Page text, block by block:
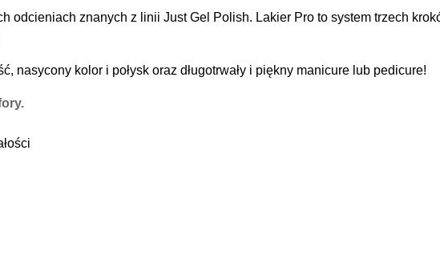
znanych z linii Just Gel Polish. Lakier Pro to system trzech
nasycony kolor i połysk oraz długotrwały i piękny manicure lub pedicure!